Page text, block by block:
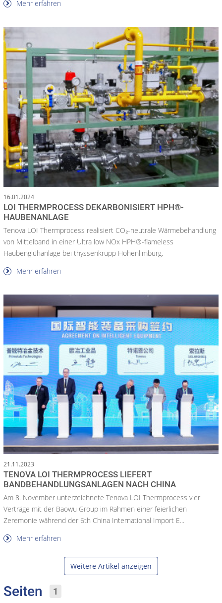
Mehr erfahren
16.01.2024
LOI THERMPROCESS DEKARBONISIERT HPH®-
HAUBENANLAGE
Tenova LOI Thermprocess realisiert CO₂-neutrale Wärmebehandlung
von Mittelband in einer Ultra low NOx HPH®-flameless
Haubenglühanlage bei thyssenkrupp Hohenlimburg.
Mehr erfahren
21.11.2023
TENOVA LOI THERMPROCESS LIEFERT
BANDBEHANDLUNGSANLAGEN NACH CHINA
Am 8. November unterzeichnete Tenova LOI Thermprocess vier
Verträge mit der Baowu Group im Rahmen einer feierlichen
Zeremonie während der 6th China International Import E...
Mehr erfahren
Weitere Artikel anzeigen
Seiten 1